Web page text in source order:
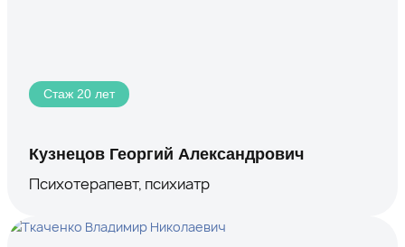
Стаж 20 лет
Кузнецов Георгий Александрович
Психотерапевт, психиатр